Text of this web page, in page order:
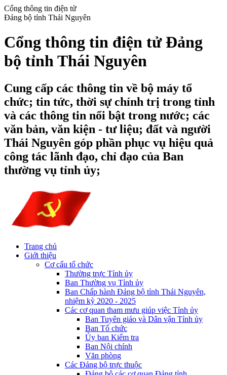
Cổng thông tin điện tử
Đảng bộ tỉnh Thái Nguyên
Cổng thông tin điện tử Đảng
bộ tỉnh Thái Nguyên
Cung cấp các thông tin về bộ máy tổ
chức; tin tức, thời sự chính trị trong tỉnh
và các thông tin nổi bật trong nước; các
văn bản, văn kiện - tư liệu; đất và người
Thái Nguyên góp phần phục vụ hiệu quả
công tác lãnh đạo, chỉ đạo của Ban
thường vụ tỉnh ủy;
Trang chủ
Giới thiệu
Cơ cấu tổ chức
Thường trực Tỉnh ủy
Ban Thường vụ Tỉnh ủy
Ban Chấp hành Đảng bộ tỉnh Thái Nguyên,
nhiệm kỳ 2020 - 2025
Các cơ quan tham mưu giúp việc Tỉnh ủy
Ban Tuyên giáo và Dân vận Tỉnh ủy
Ban Tổ chức
Ủy ban Kiểm tra
Ban Nội chính
Văn phòng
Các Đảng bộ trực thuộc